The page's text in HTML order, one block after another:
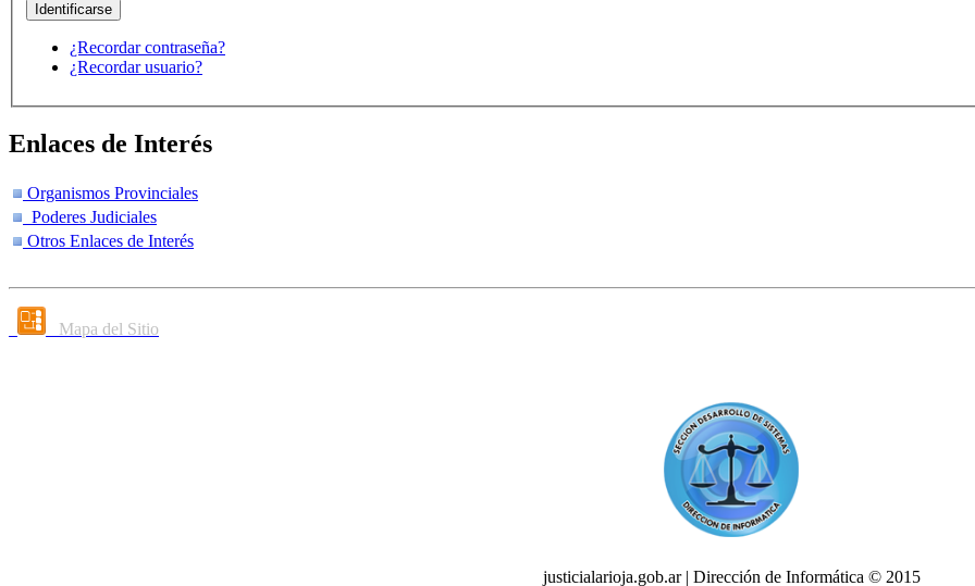
¿Recordar contraseña?
¿Recordar usuario?
Enlaces de Interés
Organismos Provinciales
Poderes Judiciales
Otros Enlaces de Interés
Mapa del Sitio
justicialarioja.gob.ar | Dirección de Informática © 2015